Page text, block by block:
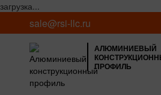
загрузка...
sale@rsi-llc.ru
АЛЮМИНИЕВЫЙ
ПРОФИЛЬ